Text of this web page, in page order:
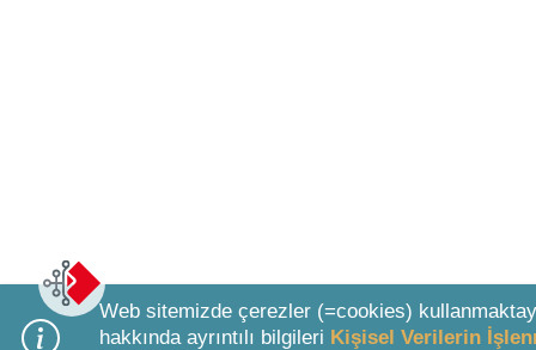
Web sitemizde çerezler (=cookies)
hakkında ayrıntılı bilgileri Kişisel Verilerin